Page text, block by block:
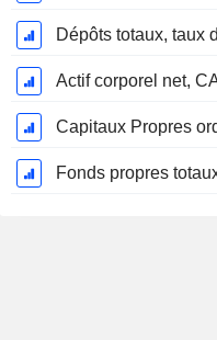
Actif corporel net,
Capitaux Propres
Fonds propres